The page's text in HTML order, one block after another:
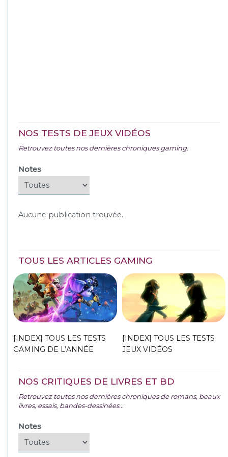
NOS TESTS DE JEUX VIDÉOS
Retrouvez toutes nos dernières chroniques gaming.
Notes
Aucune publication trouvée.
TOUS LES ARTICLES GAMING
[INDEX] TOUS LES TESTS
GAMING DE L’ANNÉE
[INDEX] TOUS LES TESTS
JEUX VIDÉOS
NOS CRITIQUES DE LIVRES ET BD
Retrouvez toutes nos dernières chroniques de romans, beaux
livres, essais, bandes-dessinées...
Notes